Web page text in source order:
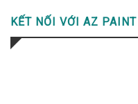
KẾT NỐI VỚI AZ PAINT